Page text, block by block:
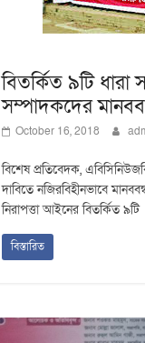
বিতর্কিত ৯টি
সম্পাদকদের
October 16, 2018
বিশেষ প্রতিবেদক,
দাবিতে নজিরবিহীনভাবে
নিরাপত্তা আইনের বিতর্কিত ৯টি
বিস্তারিত